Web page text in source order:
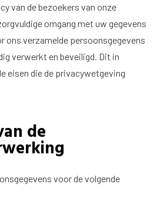
van de bezoekers van onze
omgang met uw gegevens
ons verzamelde persoonsgegevens
verwerkt en beveiligd. Dit in
eisen die de privacywetgeving
de
voor de volgende